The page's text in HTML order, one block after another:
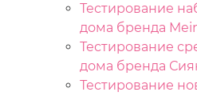
Тестирование
дома бренда
Тестирование
дома бренда
Тестирование